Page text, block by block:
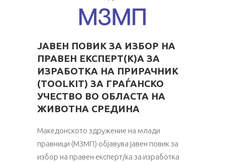
ЈАВЕН ПОВИК ЗА ИЗБОР НА
ПРАВЕН ЕКСПЕРТ(К)А ЗА
ИЗРАБОТКА НА ПРИРАЧНИК
(ТOOLKIT) ЗА ГРАЃАНСКО
УЧЕСТВО ВО ОБЛАСТА НА
ЖИВОТНА СРЕДИНА
Македонското здружение на млади
правници (МЗМП) објавува јавен повик за
избор на правен експерт/ка за изработка